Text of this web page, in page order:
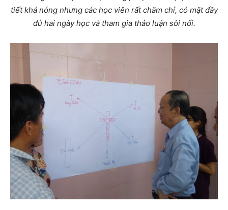
tiết khá nóng nhưng các học viên rất chăm chỉ, có mặt đầy
đủ hai ngày học và tham gia thảo luận sôi nổi.